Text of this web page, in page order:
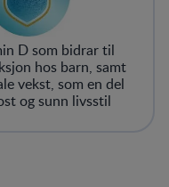
D som bidrar til
hos barn, samt
vekst, som en del
og sunn livsstil